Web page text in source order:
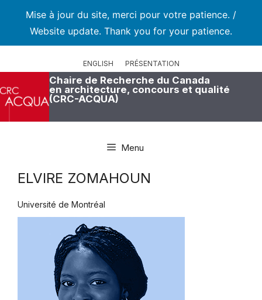
Mise à jour du site, merci pour votre patience. /
Website update. Thank you for your patience.
ENGLISH PRÉSENTATION
Chaire de Recherche du Canada
en architecture, concours et qualité
(CRC-ACQUA)
Menu
ELVIRE ZOMAHOUN
Université de Montréal